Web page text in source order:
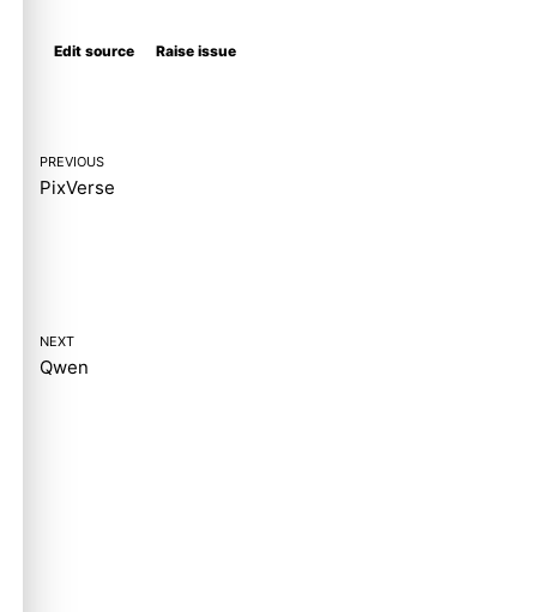
Edit source Raise issue
PREVIOUS
PixVerse
NEXT
Qwen